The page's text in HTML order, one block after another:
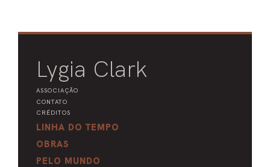
Lygia Clark
ASSOCIAÇÃO
CONTATO
CRÉDITOS
LINHA DO TEMPO
OBRAS
PELO MUNDO